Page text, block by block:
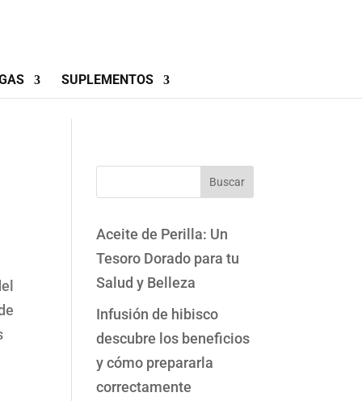
SUPLEMENTOS
Buscar
Aceite de Perilla: Un
Tesoro Dorado para tu
Salud y Belleza
Infusión de hibisco
descubre los beneficios
y cómo prepararla
correctamente